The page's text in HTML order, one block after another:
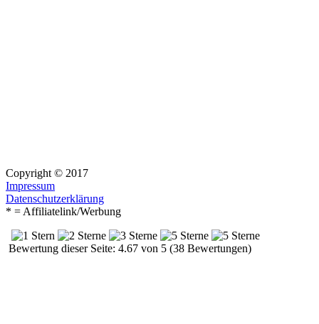
Copyright © 2017
Impressum
Datenschutzerklärung
* = Affiliatelink/Werbung
Bewertung dieser Seite: 4.67 von 5 (38 Bewertungen)